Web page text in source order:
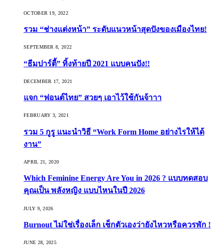
OCTOBER 19, 2022
รวม “ช่างแต่งหน้า” ระดับแนวหน้าสุดปังของเมืองไทย!
SEPTEMBER 8, 2022
“ธีมปาร์ตี้” ทิ้งท้ายปี 2021 แบบคนปัง!!
DECEMBER 17, 2021
แจก “ฟอนต์ไทย” สวยๆ เอาไว้ใช้กันจ้าาา
FEBRUARY 3, 2021
รวม 5 กูรู แนะนำวิธี “Work Form Home อย่างไรให้ได้
งาน”
APRIL 21, 2020
Which Feminine Energy Are You in 2026 ? แบบทดสอบ
คุณเป็น พลังหญิง แบบไหนในปี 2026
JULY 9, 2026
Burnout ไม่ใช่เรื่องเล็ก เช็กตัวเองว่ายังไหวหรือควรพัก !
JUNE 28, 2025